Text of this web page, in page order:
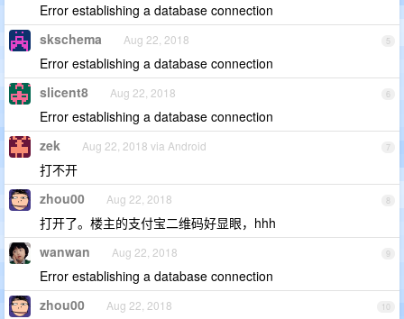
Error establishing a database connection
5
skschema Aug 22, 2018
Error establishing a database connection
6
slicent8 Aug 22, 2018
Error establishing a database connection
7
zek Aug 22, 2018 via Android
打不开
8
zhou00 Aug 22, 2018
打开了。楼主的支付宝二维码好显眼，hhh
9
wanwan Aug 22, 2018
Error establishing a database connection
10
zhou00 Aug 22, 2018